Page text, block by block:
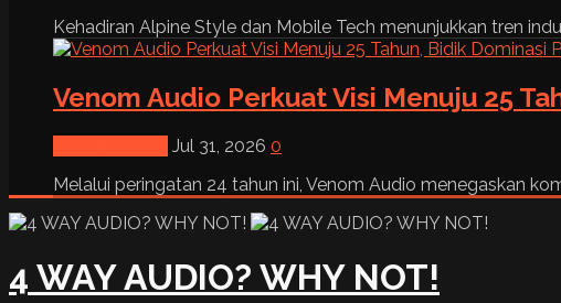
Kehadiran Alpine Style dan Mobile Tech menunjukkan tren
Venom Audio Perkuat Visi Menuju 25
Jul 31, 2026 0
Melalui peringatan 24 tahun ini, Venom Audio menegaskan
4 WAY AUDIO? WHY NOT!